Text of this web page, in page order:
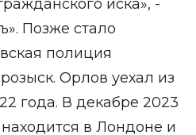
иска», -
Позже стало
полиция
Орлов уехал из
года. В декабре 2023
в Лондоне и